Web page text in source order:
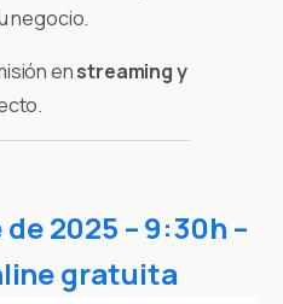
negocio.
enstreaming y
2025 – 9:30h –
gratuita